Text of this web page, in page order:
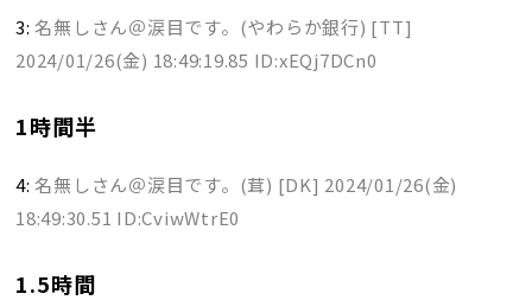
3:名無しさん＠涙目です。(やわらか銀行) [TT]
2024/01/26(金) 18:49:19.85 ID:xEQj7DCn0
1時間半
4:名無しさん＠涙目です。(茸) [DK] 2024/01/26(金)
18:49:30.51 ID:CviwWtrE0
1.5時間